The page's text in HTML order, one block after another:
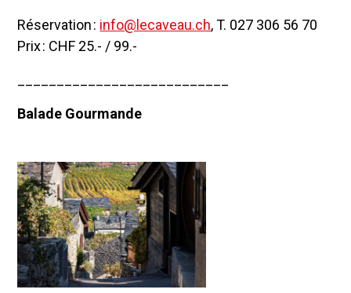
Réservation : info@lecaveau.ch, T. 027 306 56 70
Prix : CHF 25.- / 99.-
Balade Gourmande